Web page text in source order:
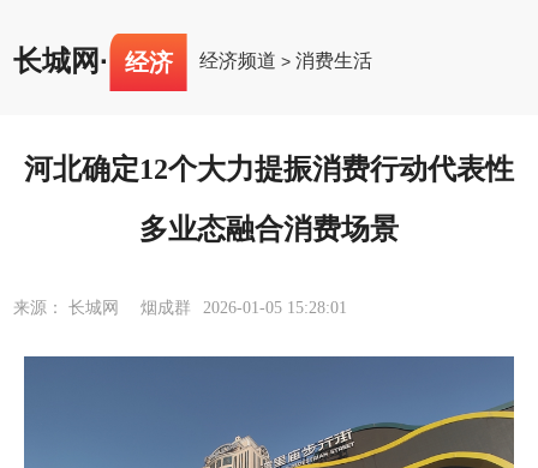
长城网· 经济 经济频道 >消费生活
河北确定12个大力提振消费行动代表性
多业态融合消费场景
来源： 长城网 烟成群 2026-01-05 15:28:01